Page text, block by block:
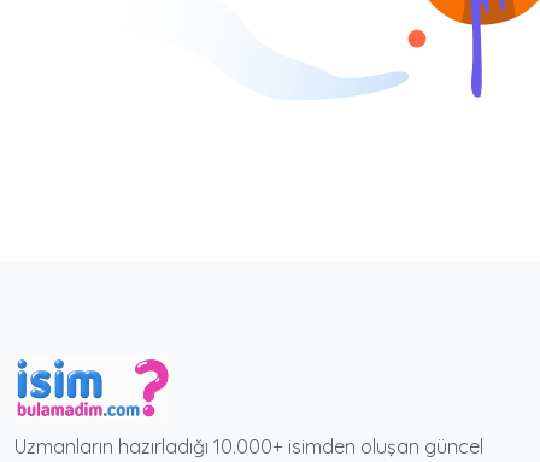
Uzmanların hazırladığı 10.000+ isimden oluşan güncel